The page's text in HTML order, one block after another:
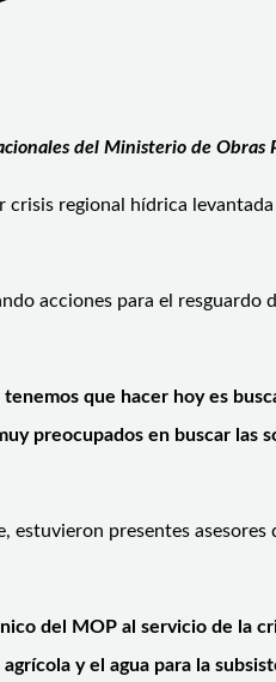
del Ministerio de Obras
regional hídrica
acciones para el resguardo
que hacer hoy es
preocupados en buscar las
estuvieron presentes asesores
del MOP al servicio de la
y el agua para la